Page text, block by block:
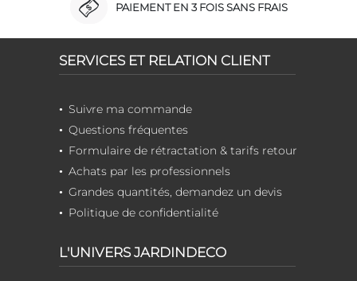
PAIEMENT EN 3 FOIS SANS FRAIS
SERVICES ET RELATION CLIENT
Suivre ma commande
Questions fréquentes
Formulaire de rétractation & tarifs retour
Achats par les professionnels
Grandes quantités, demandez un devis
Politique de confidentialité
L'UNIVERS JARDINDECO